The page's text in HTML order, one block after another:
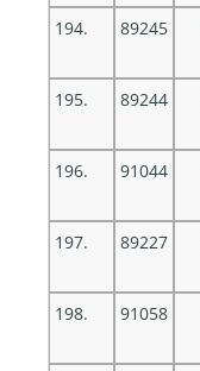
194.
89245
195.
89244
196.
91044
197.
89227
198.
91058